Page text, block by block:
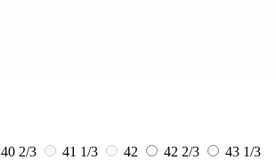
40 2/3 41 1/3 42 42 2/3
43 1/3